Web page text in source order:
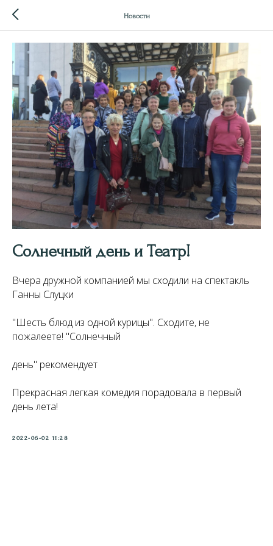
Новости
Солнечный день и Театр!
Вчера дружной компанией мы сходили на спектакль
Ганны Слуцки
"Шесть блюд из одной курицы". Сходите, не
пожалеете! "Солнечный
день" рекомендует
Прекрасная легкая комедия порадовала в первый
день лета!
2022-06-02 11:28